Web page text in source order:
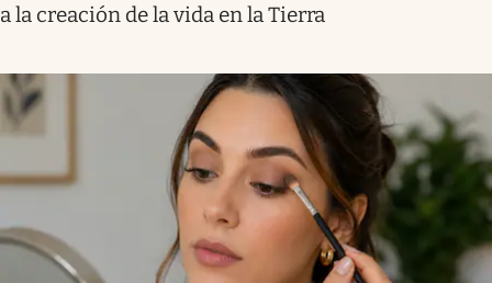
a la creación de la vida en la Tierra